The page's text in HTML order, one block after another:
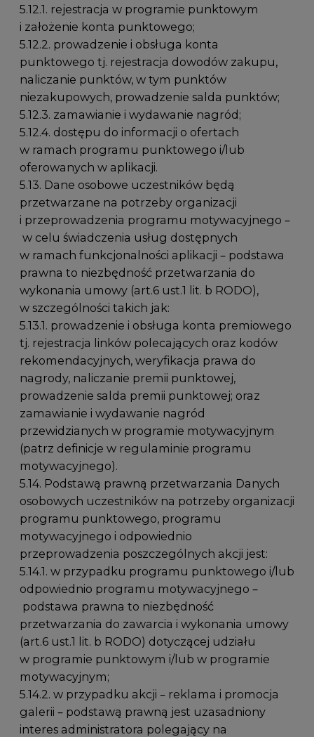
5.12.1. rejestracja w programie punktowym
i założenie konta punktowego;
5.12.2. prowadzenie i obsługa konta
punktowego tj. rejestracja dowodów zakupu,
naliczanie punktów, w tym punktów
niezakupowych, prowadzenie salda punktów;
5.12.3. zamawianie i wydawanie nagród;
5.12.4. dostępu do informacji o ofertach
w ramach programu punktowego i/lub
oferowanych w aplikacji.
5.13. Dane osobowe uczestników będą
przetwarzane na potrzeby organizacji
i przeprowadzenia programu motywacyjnego –
w celu świadczenia usług dostępnych
w ramach funkcjonalności aplikacji – podstawa
prawna to niezbędność przetwarzania do
wykonania umowy (art.6 ust.1 lit. b RODO),
w szczególności takich jak:
5.13.1. prowadzenie i obsługa konta premiowego
tj. rejestracja linków polecających oraz kodów
rekomendacyjnych, weryfikacja prawa do
nagrody, naliczanie premii punktowej,
prowadzenie salda premii punktowej; oraz
zamawianie i wydawanie nagród
przewidzianych w programie motywacyjnym
(patrz definicje w regulaminie programu
motywacyjnego).
5.14. Podstawą prawną przetwarzania Danych
osobowych uczestników na potrzeby organizacji
programu punktowego, programu
motywacyjnego i odpowiednio
przeprowadzenia poszczególnych akcji jest:
5.14.1. w przypadku programu punktowego i/lub
odpowiednio programu motywacyjnego –
podstawa prawna to niezbędność
przetwarzania do zawarcia i wykonania umowy
(art.6 ust.1 lit. b RODO) dotyczącej udziału
w programie punktowym i/lub w programie
motywacyjnym;
5.14.2. w przypadku akcji – reklama i promocja
galerii – podstawą prawną jest uzasadniony
interes administratora polegający na